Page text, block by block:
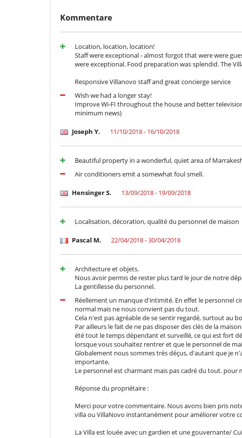
Kommentare
Location, location, location!
Staff were exceptional - almost forgot that were were
were exceptional. Food preparation was splendid. The
Responsive Villanovo staff and great concierge service
Wish we had a longer stay!
Improve Wi-FI throughout the house and better
minimum news)
Joseph Y. 11/10/2018 - 16/10/2018
Beautiful property in a wonderful, quiet area of
Air conditioners emit a somewhat foul smell.
Hensinger S. 13/09/2018 - 19/09/2018
Localisation, décoration, qualité du personnel de maison
Pascal M. 22/04/2018 - 30/04/2018
Architecture et objets.
Nous avoir permis de rester plus tard le jour de notre
La gentillesse du personnel.
Réellement un manque d'intimité. En effet le personnel
normal mais ne nous convient pas du tout.
Cela n'est pas agréable de se sentir regardé, surtout au
Par ailleurs le fait de ne pas disposer des clés de la
été tout le temps dépendant et surveillé, ce qui est fort
lorsque vous souhaitez rentrer et que le personnel de
Globalement nous sommes très déçus, d'autant que je
importante.
Le personnel est charmant mais pas cadré du tout. pour
Réponse du propriétaire :
Merci pour votre commentaire. Nous avons bien pris
villa ou VillaNovo instantanément pour améliorer votre
La Villa est louée avec un gardien et une gouvernante/